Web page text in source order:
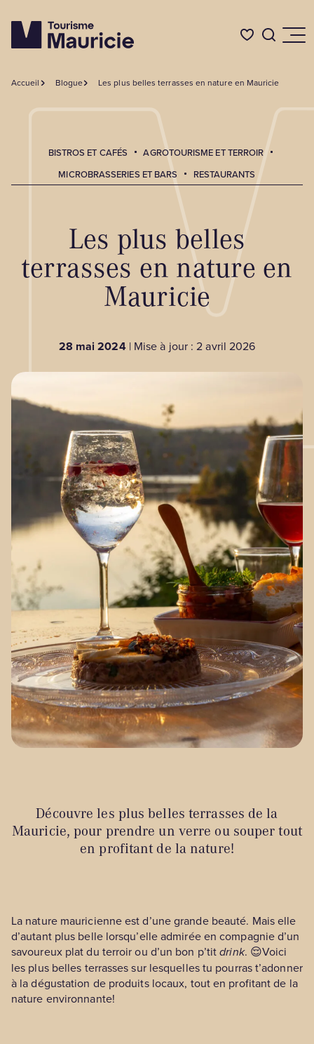
Nos territoires
Zone médias
Espace membres
Où dormir
Événements
L'été en Mauricie
BLOGUE
Accueil Blogue Les plus belles terrasses en nature en Mauricie
BISTROS ET CAFÉS
AGROTOURISME ET TERROIR
MICROBRASSERIES ET BARS
RESTAURANTS
Les plus belles
terrasses en nature en
Mauricie
28 mai 2024 | Mise à jour : 2 avril 2026
Découvre les plus belles terrasses de la
Mauricie, pour prendre un verre ou souper tout
en profitant de la nature!
La nature mauricienne est d’une grande beauté. Mais elle
d’autant plus belle lorsqu’elle admirée en compagnie d’un
savoureux plat du terroir ou d’un bon p’titdrink. 😌Voici
les plus belles terrasses sur lesquelles tu pourras t’adonner
à la dégustation de produits locaux, tout en profitant de la
nature environnante!